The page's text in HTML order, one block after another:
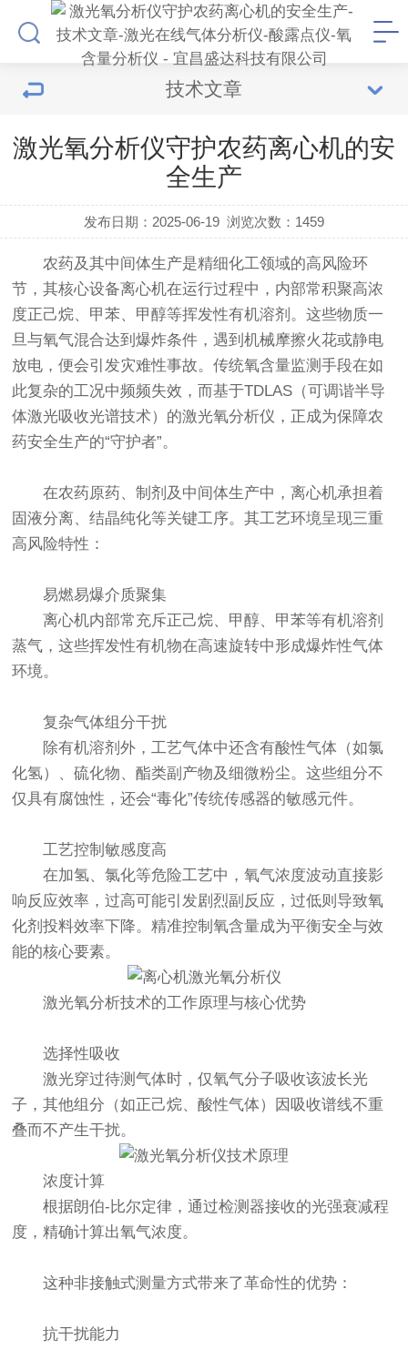
技术文章
激光氧分析仪守护农药离心机的安
全生产
发布日期：2025-06-19 浏览次数： 1459
农药及其中间体生产是精细化工领域的高风险环
节，其核心设备离心机在运行过程中，内部常积聚高浓
度正己烷、甲苯、甲醇等挥发性有机溶剂。这些物质一
旦与氧气混合达到爆炸条件，遇到机械摩擦火花或静电
放电，便会引发灾难性事故。传统氧含量监测手段在如
此复杂的工况中频频失效，而基于TDLAS（可调谐半导
体激光吸收光谱技术）的激光氧分析仪 ，正成为保障农
药安全生产的“守护者”。
在农药原药、制剂及中间体生产中，离心机承担着
固液分离、结晶纯化等关键工序。其工艺环境呈现三重
高风险特性：
易燃易爆介质聚集
离心机内部常充斥正己烷、甲醇、甲苯等有机溶剂
蒸气，这些挥发性有机物在高速旋转中形成爆炸性气体
环境。
复杂气体组分干扰
除有机溶剂外，工艺气体中还含有酸性气体（如氯
化氢）、硫化物、酯类副产物及细微粉尘。这些组分不
仅具有腐蚀性，还会“毒化”传统传感器的敏感元件。
工艺控制敏感度高
在加氢、氯化等危险工艺中，氧气浓度波动直接影
响反应效率，过高可能引发剧烈副反应，过低则导致氧
化剂投料效率下降。精准控制氧含量成为平衡安全与效
能的核心要素。
激光氧分析技术的工作原理与核心优势
选择性吸收
激光穿过待测气体时，仅氧气分子吸收该波长光
子，其他组分（如正己烷、酸性气体）因吸收谱线不重
叠而不产生干扰。
浓度计算
根据朗伯-比尔定律，通过检测器接收的光强衰减程
度，精确计算出氧气浓度。
这种非接触式测量方式带来了革命性的优势：
抗干扰能力